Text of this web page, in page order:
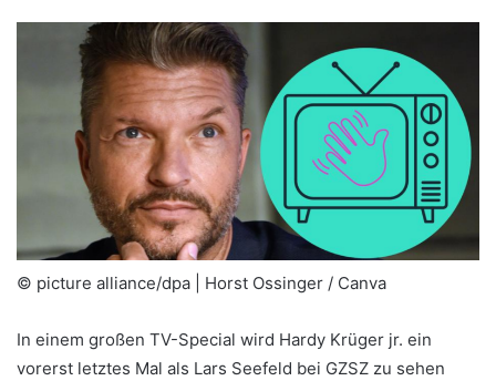
© picture alliance/dpa | Horst Ossinger / Canva
In einem großen TV-Special wird Hardy Krüger jr. ein
vorerst letztes Mal als Lars Seefeld bei GZSZ zu sehen